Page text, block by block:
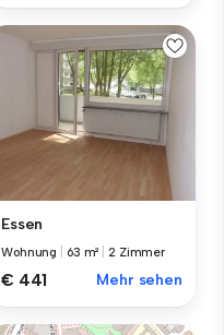
Essen
Wohnung 63 m² |2 Zimmer
€ 441 Mehr sehen